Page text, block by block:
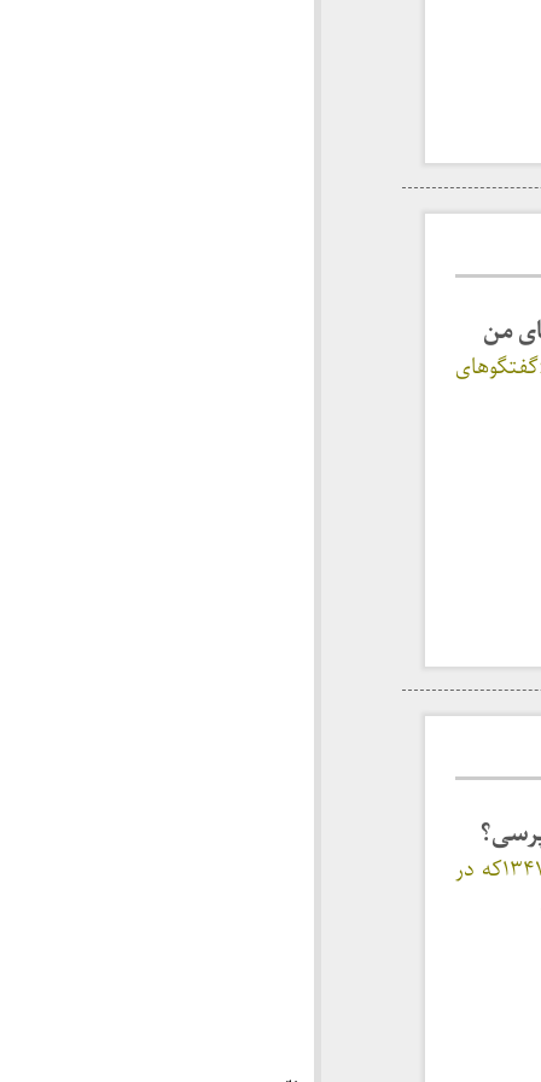
من
آثار ۳۳ به نام «گفتگوهای
نوشته علی شریعتی در باره زلزله جنوب خراسان در سال ۱۳۴۷که در